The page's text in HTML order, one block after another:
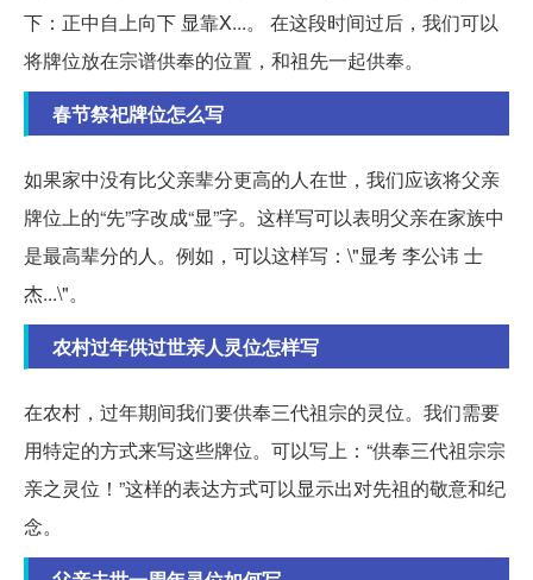
下：正中自上向下 显靠X...。 在这段时间过后，我们可以
将牌位放在宗谱供奉的位置，和祖先一起供奉。
春节祭祀牌位怎么写
如果家中没有比父亲辈分更高的人在世，我们应该将父亲
牌位上的“先”字改成“显”字。这样写可以表明父亲在家族中
是最高辈分的人。例如，可以这样写：\"显考 李公讳 士
杰...\"。
农村过年供过世亲人灵位怎样写
在农村，过年期间我们要供奉三代祖宗的灵位。我们需要
用特定的方式来写这些牌位。可以写上：“供奉三代祖宗宗
亲之灵位！”这样的表达方式可以显示出对先祖的敬意和纪
念。